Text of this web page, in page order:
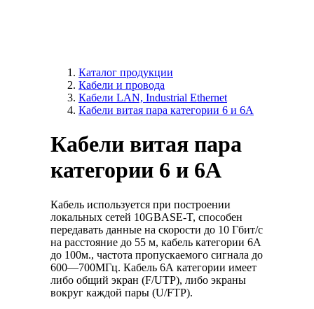
Каталог продукции
Кабели и провода
Кабели LAN, Industrial Ethernet
Кабели витая пара категории 6 и 6A
Кабели витая пара
категории 6 и 6A
Кабель используется при построении
локальных сетей 10GBASE-T, способен
передавать данные на скорости до 10 Гбит/с
на расстояние до 55 м, кабель категории 6А
до 100м., частота пропускаемого сигнала до
600—700МГц. Кабель 6А категории имеет
либо общий экран (F/UTP), либо экраны
вокруг каждой пары (U/FTP).